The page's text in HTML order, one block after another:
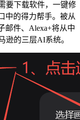
要下载软件，一键修
中的得力帮手。被从
邮件、Alexa+将从中
逊的三层AI系统。